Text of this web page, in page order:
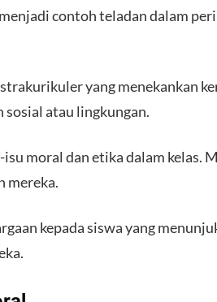
contoh teladan dalam
yang menekankan
sosial atau lingkungan.
moral dan etika dalam kelas.
mereka.
kepada siswa yang